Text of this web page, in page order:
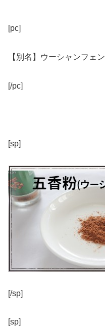
[pc]
【別名】ウーシャンフェン
[/pc]
[sp]
[/sp]
[sp]